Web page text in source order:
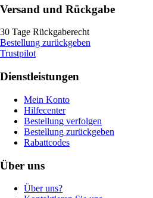
Versand und Rückgabe
30 Tage Rückgaberecht
Bestellung zurückgeben
Trustpilot
Dienstleistungen
Mein Konto
Hilfecenter
Bestellung verfolgen
Bestellung zurückgeben
Rabattcodes
Über uns
Über uns?